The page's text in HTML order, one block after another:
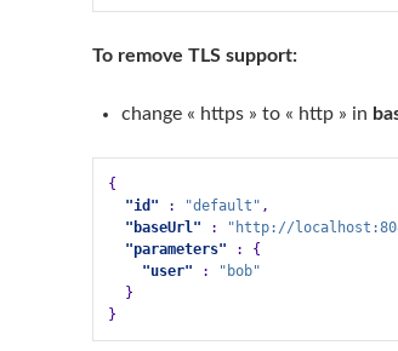
To remove TLS support:
change « https » to « http » in
{
"id"
: "default" ,
"baseUrl"
: "http://
"parameters"
:
{
"user"
:
"bob"
}
}